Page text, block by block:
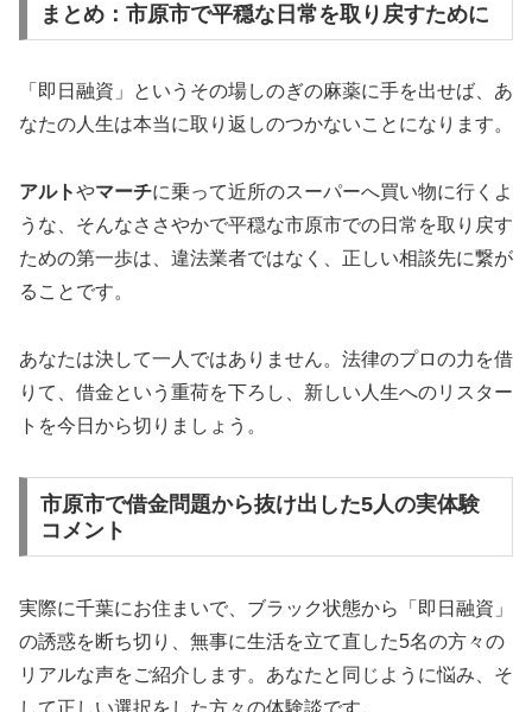
まとめ：市原市で平穏な日常を取り戻すために
「即日融資」というその場しのぎの麻薬に手を出せば、あ
なたの人生は本当に取り返しのつかないことになります。
アルトやマーチに乗って近所のスーパーへ買い物に行くよ
うな、そんなささやかで平穏な市原市での日常を取り戻す
ための第一歩は、違法業者ではなく、正しい相談先に繋が
ることです。
あなたは決して一人ではありません。法律のプロの力を借
りて、借金という重荷を下ろし、新しい人生へのリスター
トを今日から切りましょう。
市原市で借金問題から抜け出した5人の実体験
コメント
実際に千葉にお住まいで、ブラック状態から「即日融資」
の誘惑を断ち切り、無事に生活を立て直した5名の方々の
リアルな声をご紹介します。あなたと同じように悩み、そ
して正しい選択をした方々の体験談です。